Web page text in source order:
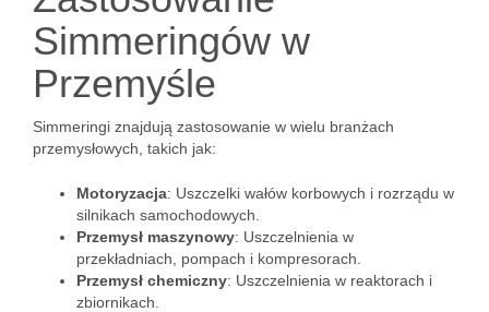
Simmeringów w
Przemyśle
Simmeringi znajdują zastosowanie w wielu branżach
przemysłowych, takich jak:
Motoryzacja: Uszczelki wałów korbowych i rozrządu w
silnikach samochodowych.
Przemysł maszynowy: Uszczelnienia w
przekładniach, pompach i kompresorach.
Przemysł chemiczny: Uszczelnienia w reaktorach i
zbiornikach.